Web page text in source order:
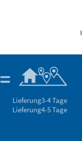
Lieferung3-4 Tage
Lieferung4-5 Tage